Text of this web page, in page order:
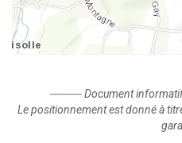
---------- Document
Le positionnement est donné à